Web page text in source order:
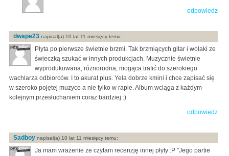
odpowiedz
dwape23 napisal(a) 10 lat 11 miesięcy temu:
Płyta po pierwsze świetnie brzmi. Tak brzmiących gitar i wolaki ze
świeczką szukać w innych produkcjach. Muzycznie świetnie
wyprodukowana, różnorodna, mogąca trafić do szerokiego
wachlarza odbiorców. I to akurat plus. Yela dobrze kmini i chce zapisać się
w szeroko pojętej muzyce a nie tylko w rapie. Album wciąga z każdym
kolejnym przesłuchaniem coraz bardziej :)
odpowiedz
Sadboy napisal(a) 10 lat 11 miesięcy temu:
Ja mam wrażenie że czytam recenzję innej płyty :P "Jego partie